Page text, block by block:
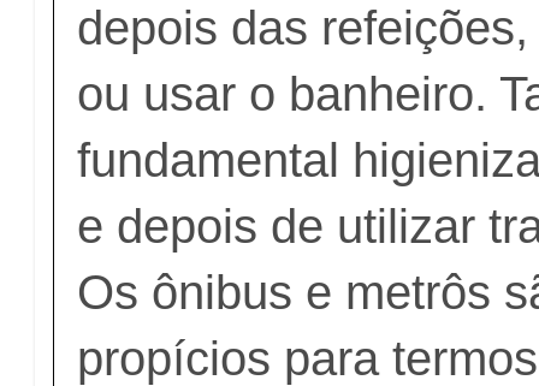
depois das
ou usar o banheiro.
fundamental
e depois de utilizar
Os ônibus e metrôs
propícios para